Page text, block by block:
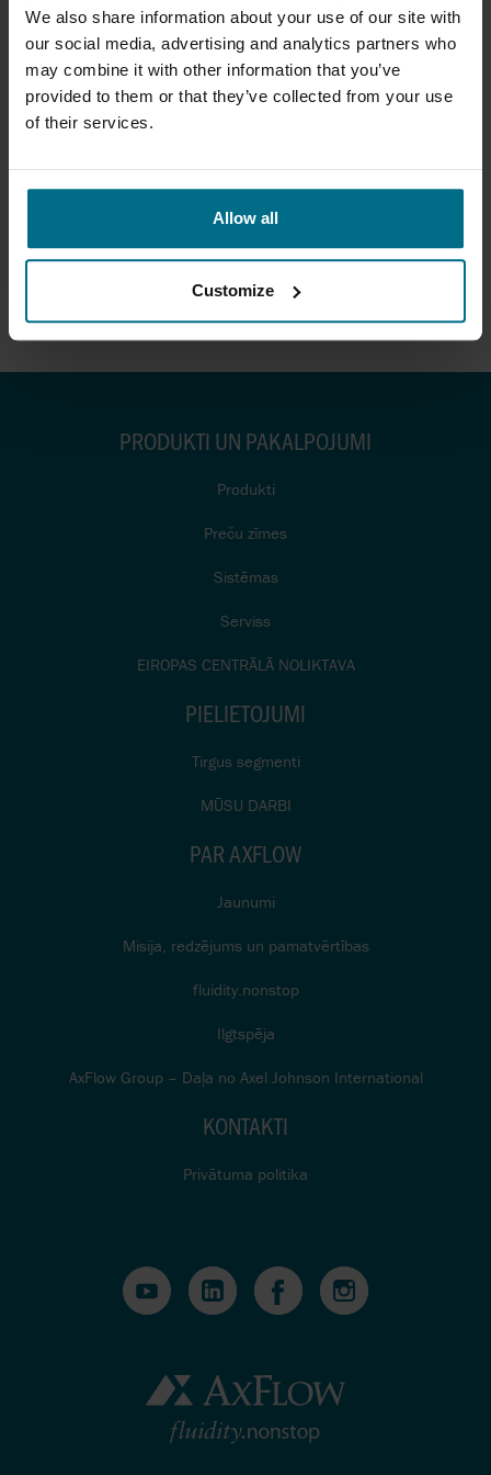
We also share information about your use of our site with
our social media, advertising and analytics partners who
may combine it with other information that you’ve
provided to them or that they’ve collected from your use
of their services.
Allow all
Customize
pārvaldības risinājumi, rūpnieciskā automatizācija, celšanas
sistēmu risinājumi, enerģijas pārvades risinājumi un transporta
risinājumi. Axel Johnson International ir daļa no zviedru ģimenes
uzņēmumu grupas Axel Johnson.
PAPILDU INFORMĀCIJAI, LŪDZU, SAZINIETIES:
Jörgen Hermansson, reģionālais direktors, +46 (0)70 328 27
05,jorgen.hermansson@axflow.com
67553 750,andris.zandersons@pump.lv
Philip Carlsén, reģionālais mārketinga vadītājs, +46 (0)70 882
26 33,philip.carlsen@axflow.com
PRODUKTI UN PAKALPOJUMI
Produkti
Preču zīmes
Sistēmas
Serviss
EIROPAS CENTRĀLĀ NOLIKTAVA
PIELIETOJUMI
Tirgus segmenti
MŪSU DARBI
PAR AXFLOW
Jaunumi
Misija, redzējums un pamatvērtības
fluidity.nonstop
Ilgtspēja
AxFlow Group – Daļa no Axel Johnson International
KONTAKTI
Privātuma politika